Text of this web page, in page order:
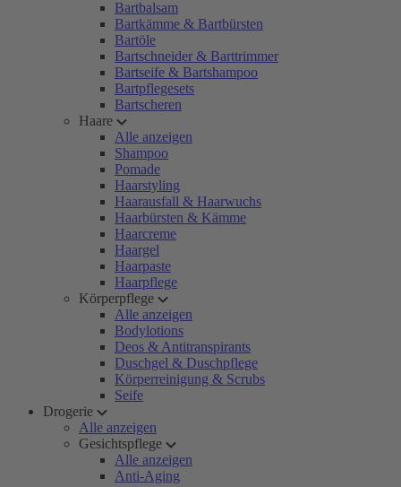
Bartbalsam
Bartkämme & Bartbürsten
Bartöle
Bartschneider & Barttrimmer
Bartseife & Bartshampoo
Bartpflegesets
Bartscheren
Haare
Alle anzeigen
Shampoo
Pomade
Haarstyling
Haarausfall & Haarwuchs
Haarbürsten & Kämme
Haarcreme
Haargel
Haarpaste
Haarpflege
Körperpflege
Alle anzeigen
Bodylotions
Deos & Antitranspirants
Duschgel & Duschpflege
Körperreinigung & Scrubs
Seife
Drogerie
Alle anzeigen
Gesichtspflege
Alle anzeigen
Anti-Aging